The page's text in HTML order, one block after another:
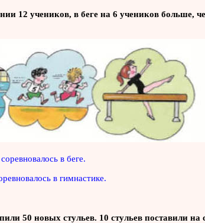
12 учеников, в беге на 6 учеников больше,
в беге.
в гимнастике.
50 новых стульев. 10 стульев поставили